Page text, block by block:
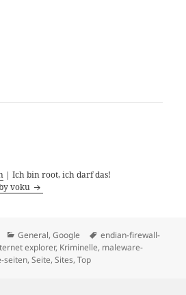
| Ich bin root, ich darf das!
voku
Categories
General,Google Tags
endian-firewall-
explorer, Kriminelle, maleware-
seiten,Seite,Sites,Top